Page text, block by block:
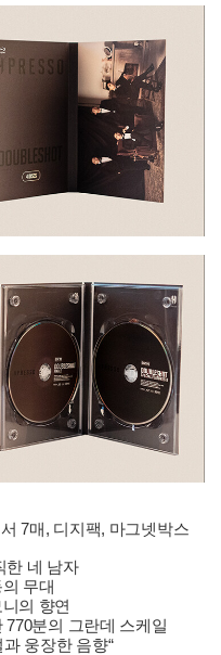
7매, 디지팩, 마그넷박스
한 네 남자
무대
의 향연
분의 그란데 스케일
웅장한 음향“